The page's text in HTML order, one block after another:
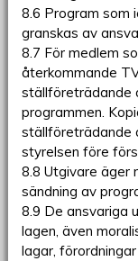
8.6 Program som
granskas av
8.7 För medlem
återkommande
ställföreträdande
programmen.
ställföreträdande
styrelsen före
8.8 Utgivare äger
sändning av
8.9 De ansvariga
lagen, även
lagar,